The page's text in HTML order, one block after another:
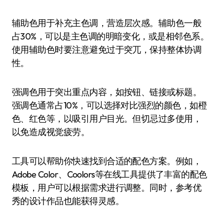
辅助色用于补充主色调，营造层次感。辅助色一般
占30%，可以是主色调的明暗变化，或是相邻色系。
使用辅助色时要注意避免过于突兀，保持整体协调
性。
强调色用于突出重点内容，如按钮、链接或标题。
强调色通常占10%，可以选择对比强烈的颜色，如橙
色、红色等，以吸引用户目光。但切忌过多使用，
以免造成视觉疲劳。
工具可以帮助你快速找到合适的配色方案。例如，
Adobe Color、Coolors等在线工具提供了丰富的配色
模板，用户可以根据需求进行调整。同时，参考优
秀的设计作品也能获得灵感。